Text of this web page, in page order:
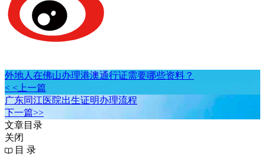
外地人在佛山办理港澳通行证需要哪些资料？
< <上一篇
广东同江医院出生证明办理流程
下一篇>>
文章目录
关闭
目 录